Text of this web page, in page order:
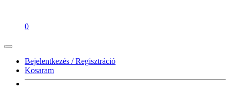
0
Bejelentkezés / Regisztráció
Kosaram